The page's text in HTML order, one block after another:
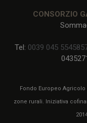
CONSORZIO
Tel: 0039 045
Fondo Europeo Agricolo
zone rurali. Iniziativa